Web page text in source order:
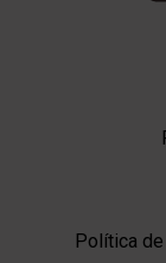
Política